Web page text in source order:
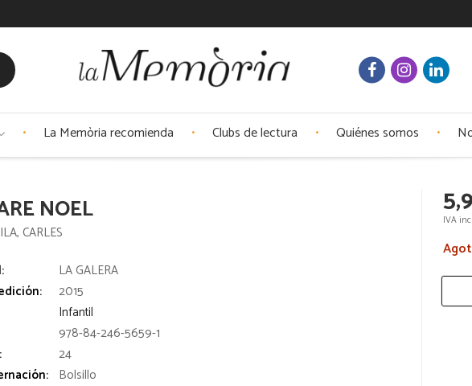
La Memòria recomienda Clubs de lectura Quiénes somos
NOEL
CARLES
LA GALERA
2015
Infantil
978-84-246-5659-1
24
Bolsillo
IVA